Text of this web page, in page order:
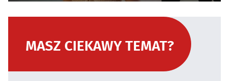
MASZ CIEKAWY TEMAT?